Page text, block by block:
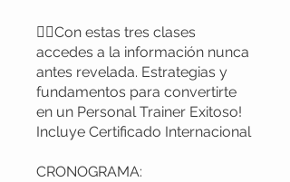
🏋️‍♂️Con estas tres clases
accedes a la información nunca
antes revelada. Estrategias y
fundamentos para convertirte
en un Personal Trainer Exitoso!
Incluye Certificado Internacional
CRONOGRAMA: